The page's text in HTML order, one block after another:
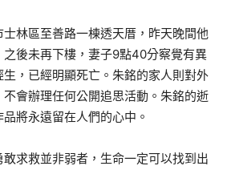
林區至善路一棟透天厝，昨天晚間他
之後未再下樓，妻子9點40分察覺有異
生，已經明顯死亡。朱銘的家人則對外
會辦理任何公開追思活動。朱銘的逝
將永遠留在人們的心中。
敢求救並非弱者，生命一定可以找到出